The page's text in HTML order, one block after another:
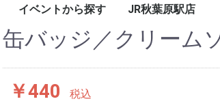
イベントから探す JR秋葉原駅店
缶バッジ／クリーム
￥440 税込